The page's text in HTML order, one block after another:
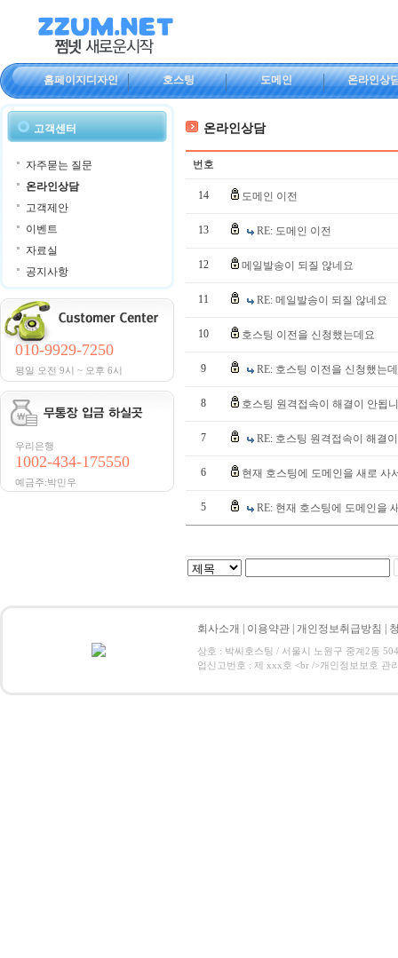
홈페이지디자인 호스팅 도메인 온라인상
고객센터
자주묻는 질문
온라인상담
고객제안
이벤트
자료실
공지사항
010-9929-7250
평일 오전 9시 ~ 오후 6시
우리은행
1002-434-175550
예금주:박민우
온라인상담
번호
14 도메인 이전
13 RE: 도메인 이전
12 메일발송이 되질 않네요
11 RE: 메일발송이 되질 않네요
10 호스팅 이전을 신청했는데요
9 RE: 호스팅 이전을 신청했는
8 호스팅 원격접속이 해결이 안됩
7 RE: 호스팅 원격접속이 해결
6 현재 호스팅에 도메인을 새로 사
5 RE: 현재 호스팅에 도메인을
회사소개 이용약관 개인정보취급방침
상호 : 박씨호스팅 / 서울시 노원구 중계2동
업신고번호 : 제 xxx호 <br />개인정보보호 관